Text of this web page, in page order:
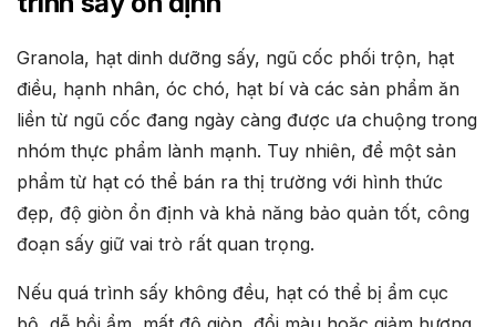
Granola, hạt dinh dưỡng sấy, ngũ cốc phối trộn, hạt
điều, hạnh nhân, óc chó, hạt bí và các sản phẩm ăn
liền từ ngũ cốc đang ngày càng được ưa chuộng trong
nhóm thực phẩm lành mạnh. Tuy nhiên, để một sản
phẩm từ hạt có thể bán ra thị trường với hình thức
đẹp, độ giòn ổn định và khả năng bảo quản tốt, công
đoạn sấy giữ vai trò rất quan trọng.
Nếu quá trình sấy không đều, hạt có thể bị ẩm cục